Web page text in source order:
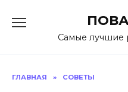
содержаниюСамые лучшие
ГЛАВНАЯ » СОВЕТЫ